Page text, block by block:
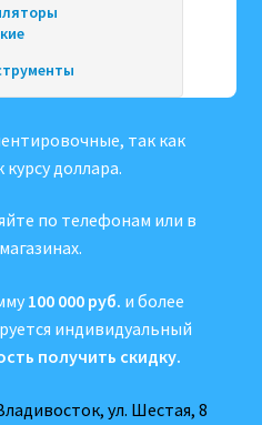
так как
доллара.
по телефонам или в
100 000 руб. и более
индивидуальный
получить скидку.
ул. Шестая, 8